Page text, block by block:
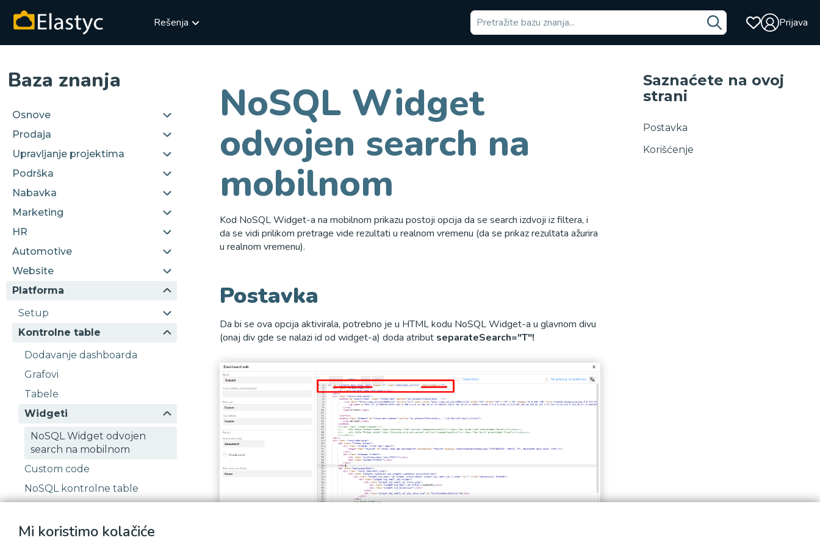
Mi koristimo kolačiće
Rešenja Prijava
Baza znanja
Osnove
Prodaja
Upravljanje projektima
Podrška
Nabavka
Marketing
HR
Automotive
Website
Platforma
Setup
Kontrolne table
Dodavanje dashboarda
Grafovi
Tabele
Widgeti
NoSQL Widget odvojen
search na mobilnom
Custom code
NoSQL kontrolne table
Stored Procedures
Saznaćete na ovoj
strani
Postavka
Korišćenje
NoSQL Widget
odvojen search na
mobilnom
Kod NoSQL Widget-a na mobilnom prikazu postoji opcija da se search izdvoji iz filtera, i
da se vidi prilikom pretrage vide rezultati u realnom vremenu (da se prikaz rezultata ažurira
u realnom vremenu).
Postavka
Da bi se ova opcija aktivirala, potrebno je u HTML kodu NoSQL Widget-a u glavnom divu
(onaj div gde se nalazi id od widget-a) doda atribut separateSearch="T"!